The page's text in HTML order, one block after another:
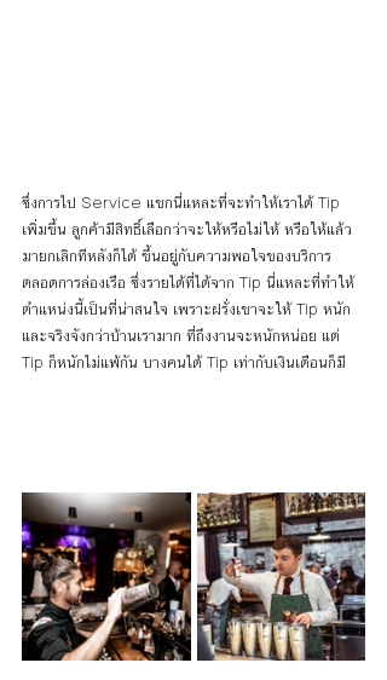
ซึ่งการไป Service แขกนี่แหละที่จะทำให้เราได้ Tip
เพิ่มขึ้น ลูกค้ามีสิทธิ์เลือกว่าจะให้หรือไม่ให้ หรือให้แล้ว
มายกเลิกทีหลังก็ได้ ขึ้นอยู่กับความพอใจของบริการ
ตลอดการล่องเรือ ซึ่งรายได้ที่ได้จาก Tip นี่แหละที่ทำให้
ตำแหน่งนี้เป็นที่น่าสนใจ เพราะฝรั่งเขาจะให้ Tip หนัก
และจริงจังกว่าบ้านเรามาก ที่ถึงงานจะหนักหน่อย แต่
Tip ก็หนักไม่แพ้กัน บางคนได้ Tip เท่ากับเงินเดือนก็มี